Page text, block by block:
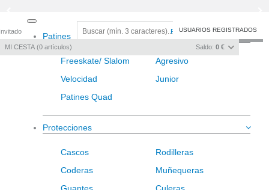
Registro/Iniciar sesión
MI CESTA 0 artículos Saldo: 0 €
USUARIOS REGISTRADOS
navigation
Patines
Freeskate/ Slalom
Agresivo
Velocidad
Junior
Patines Quad
Protecciones
Cascos
Rodilleras
Coderas
Muñequeras